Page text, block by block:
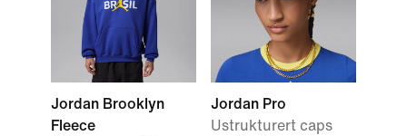
Jordan Brooklyn
Fleece
Jordan Pro
Ustrukturert caps